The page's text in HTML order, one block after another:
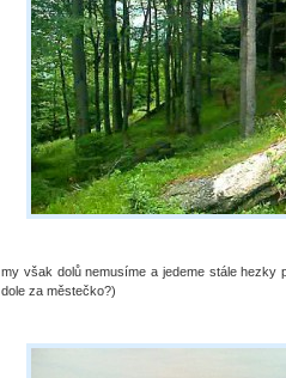
my však dolů nemusíme a jedeme stále
dole za městečko?)